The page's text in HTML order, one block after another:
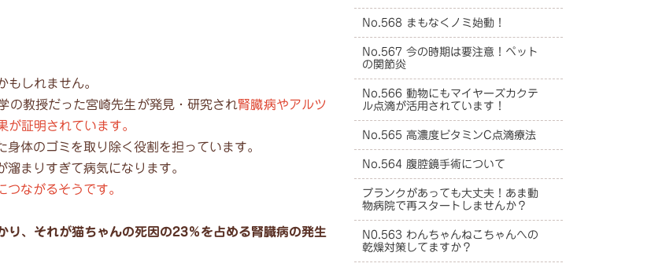
しれません。
の教授だった宮崎先生が発見・研究され 腎臓病やアルツ
証明されています。
体のゴミを取り除く役割を担っています。
まりすぎて病気になります。
ながるそうです。
、それが猫ちゃんの死因の23％を占める腎臓病の発生
No.568 まもなくノミ始動！
No.567 今の時期は要注意！ペット
の関節炎
No.566 動物にもマイヤーズカクテ
ル点滴が活用されています！
No.565 高濃度ビタミンC点滴療法
No.564 腹腔鏡手術について
ブランクがあっても大丈夫！あま動
物病院で再スタートしませんか？
N0.563 わんちゃんねこちゃんへの
乾燥対策してますか？